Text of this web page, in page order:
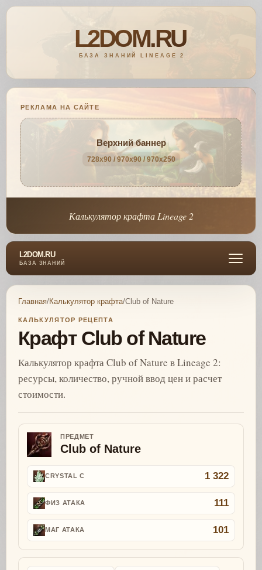
РЕКЛАМА НА САЙТЕ
Верхний баннер
728x90 / 970x90 / 970x250
Калькулятор крафта Lineage 2
L2DOM.RU
БАЗА ЗНАНИЙ
Главная/Калькулятор крафта/Club of Nature
КАЛЬКУЛЯТОР РЕЦЕПТА
Крафт Club of Nature
Калькулятор крафта Club of Nature в Lineage 2:
ресурсы, количество, ручной ввод цен и расчет
стоимости.
ПРЕДМЕТ
Club of Nature
CRYSTAL C 1 322
ФИЗ АТАКА 111
МАГ АТАКА 101